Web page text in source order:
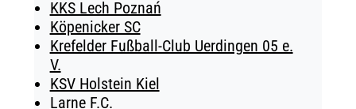
KKS Lech Poznań
Köpenicker SC
Krefelder Fußball-Club Uerdingen 05 e.
V.
KSV Holstein Kiel
Larne F.C.